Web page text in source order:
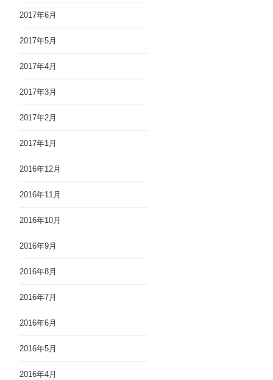
2017年6月
2017年5月
2017年4月
2017年3月
2017年2月
2017年1月
2016年12月
2016年11月
2016年10月
2016年9月
2016年8月
2016年7月
2016年6月
2016年5月
2016年4月